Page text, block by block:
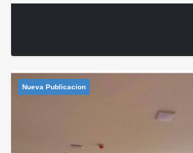
Nueva Publicacion